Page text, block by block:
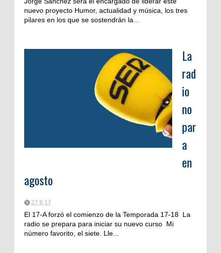
nuevo proyecto Humor, actualidad y música, los tres
pilares en los que se sostendrán la...
La
rad
io
no
par
a
en
agosto
27.8.17
El 17-A forzó el comienzo de la Temporada 17-18 La
radio se prepara para iniciar su nuevo curso Mi
número favorito, el siete. Lle...